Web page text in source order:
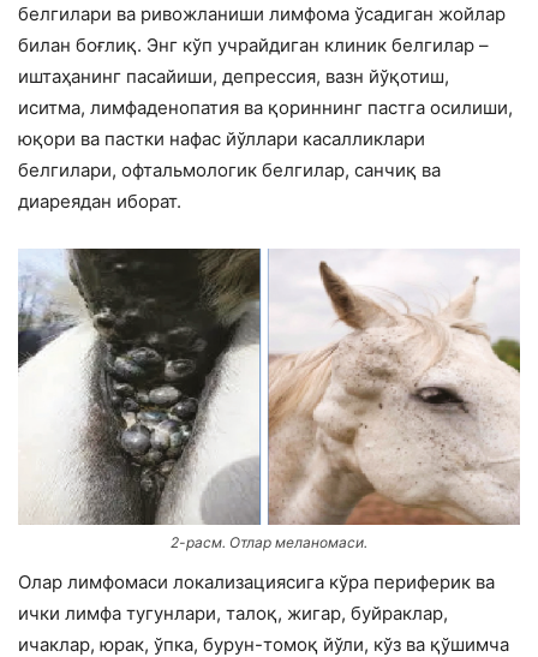
белгилари ва ривожланиши лимфома ўсадиган жойлар
билан боғлиқ. Энг кўп учрайдиган клиник белгилар –
иштаҳанинг пасайиши, депрессия, вазн йўқотиш,
иситма, лимфаденопатия ва қориннинг пастга осилиши,
юқори ва пастки нафас йўллари касалликлари
белгилари, офтальмологик белгилар, санчиқ ва
диареядан иборат.
2-расм. Отлар меланомаси.
Олар лимфомаси локализациясига кўра периферик ва
ички лимфа тугунлари, талоқ, жигар, буйраклар,
ичаклар, юрак, ўпка, бурун-томоқ йўли, кўз ва қўшимча